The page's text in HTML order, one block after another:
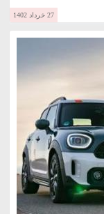
27 خرداد 1402